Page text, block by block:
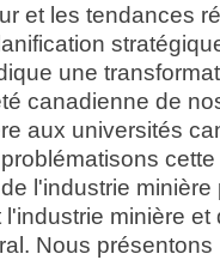
et les tendances
une
canadienne de
aux universités
l'industrie
minière et
Nous